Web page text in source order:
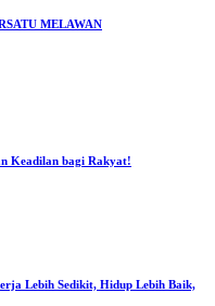
MELAWAN
Keadilan bagi Rakyat!
Lebih Sedikit, Hidup Lebih Baik,